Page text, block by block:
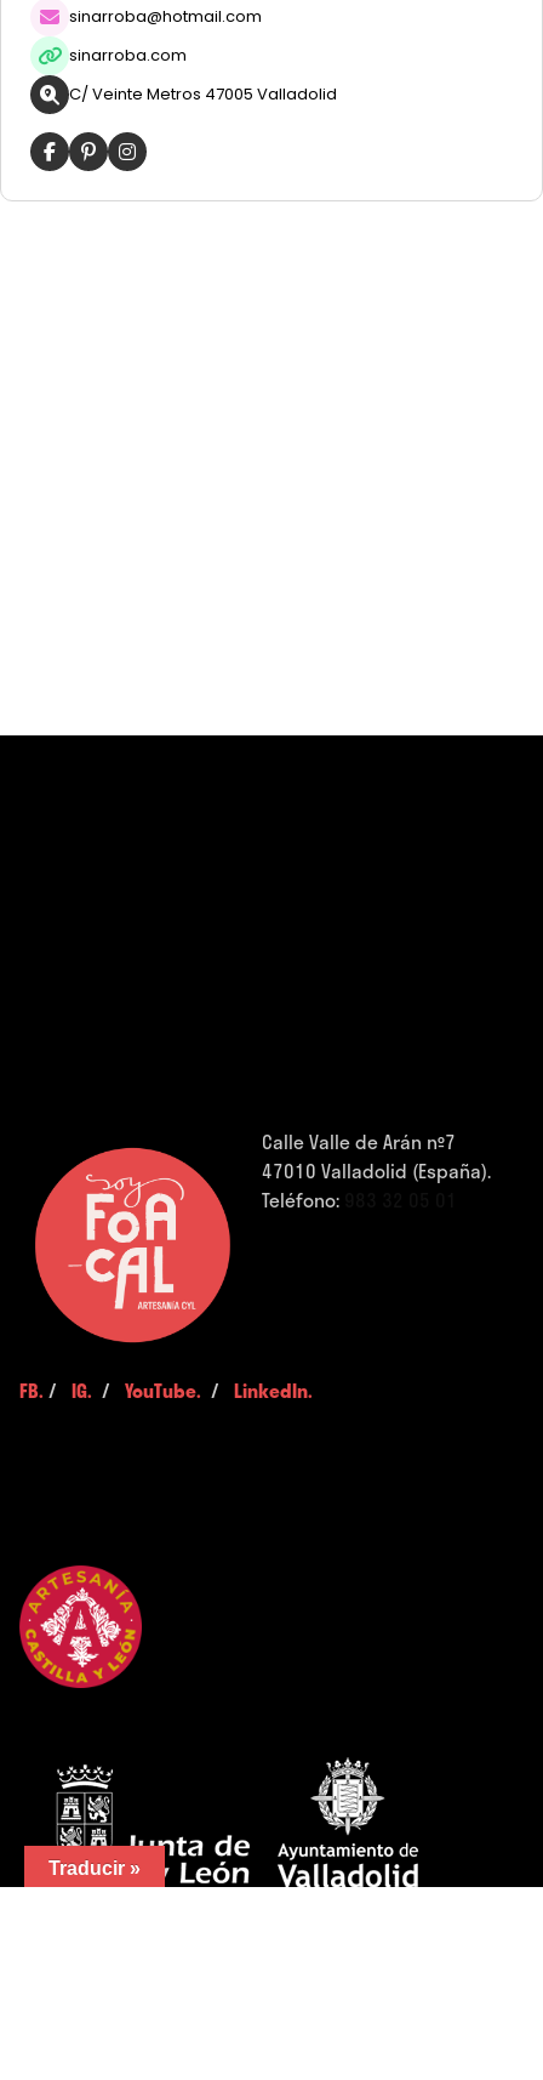
sinarroba@hotmail.com
sinarroba.com
C/ Veinte Metros 47005 Valladolid
Calle Valle de Arán nº7
47010 Valladolid (España).
Teléfono:
FB. / IG. / YouTube. / LinkedIn.
Traducir »